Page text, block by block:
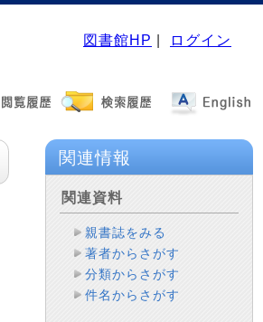
図書館HP ログイン
関連情報
関連資料
親書誌をみる
著者からさがす
分類からさがす
件名からさがす